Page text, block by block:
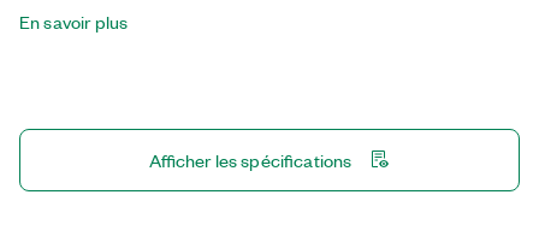
de contrôle et de déclenchement de bas niveau basées sur
compatible qu’avec les systèmes CompactRIO. Des modules
sans boîtier sont conçus pour les applications OEM.
En savoir plus
Afficher les spécifications